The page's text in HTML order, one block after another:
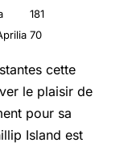
181
70
cette
le plaisir de
pour sa
Island est